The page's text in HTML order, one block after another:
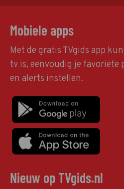
Mobiele apps
Met de gratis TVgids app
tv is, eenvoudig je favoriete
en alerts instellen.
Nieuw op TVgids.nl